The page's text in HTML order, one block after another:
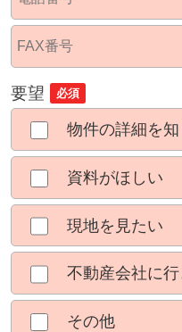
要望 必須
物件の詳細を
資料がほしい
現地を見たい
不動産会社に
その他